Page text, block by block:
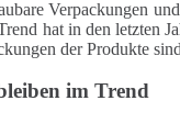
Verpackungen
hat in den letzten
der Produkte
im Trend